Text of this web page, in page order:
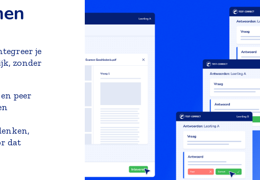
je
zonder
peer
dat